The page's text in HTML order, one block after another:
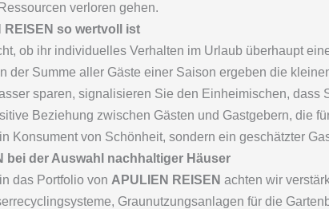
verloren gehen.
REISEN so wertvoll ist
ob ihr individuelles Verhalten im Urlaub überhaupt
der Summe aller Gäste einer Saison ergeben die
sparen, signalisieren Sie den Einheimischen, dass
Beziehung zwischen Gästen und Gastgebern, die
Konsument von Schönheit, sondern ein geschätzter
bei der Auswahl nachhaltiger Häuser
das Portfolio von APULIEN REISEN achten wir
Graunutzungsanlagen für die